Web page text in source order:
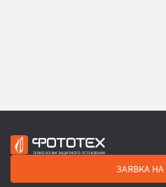
ЗАЯВКА НА